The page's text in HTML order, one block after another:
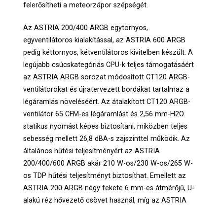
felerősítheti a meteorzápor szépségét.
Az ASTRIA 200/400 ARGB egytornyos,
egyventilátoros kialakítással, az ASTRIA 600 ARGB
pedig kéttornyos, kétventilátoros kivitelben készült. A
legújabb csúcskategóriás CPU-k teljes támogatásáért
az ASTRIA ARGB sorozat módosított CT120 ARGB-
ventilátorokat és újratervezett bordákat tartalmaz a
légáramlás növeléséért. Az átalakított CT120 ARGB-
ventilátor 65 CFM-es légáramlást és 2,56 mm-H2O
statikus nyomást képes biztosítani, miközben teljes
sebesség mellett 26,8 dBA-s zajszinttel működik. Az
általános hűtési teljesítményért az ASTRIA
200/400/600 ARGB akár 210 W-os/230 W-os/265 W-
os TDP hűtési teljesítményt biztosíthat. Emellett az
ASTRIA 200 ARGB négy fekete 6 mm-es átmérőjű, U-
alakú réz hővezető csövet használ, míg az ASTRIA